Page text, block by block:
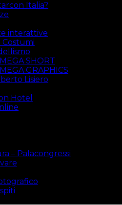
Italia?
interattive
Costumi
SHORT
GRAPHICS
Lisiero
Hotel
– Palacongressi